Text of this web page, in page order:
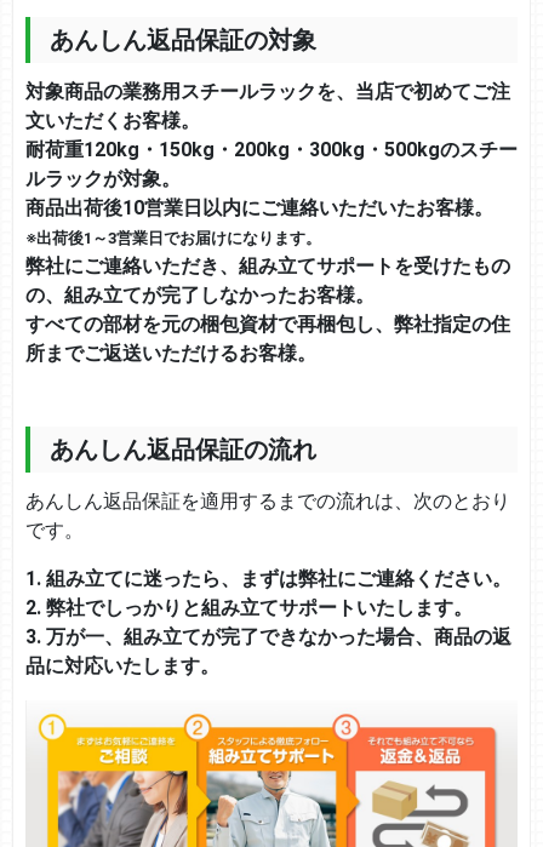
あんしん返品保証の対象
対象商品の業務用スチールラックを、当店で初めてご注
文いただくお客様。
耐荷重120kg・150kg・200kg・300kg・500kgのスチー
ルラックが対象。
商品出荷後10営業日以内にご連絡いただいたお客様。
※出荷後1～3営業日でお届けになります。
弊社にご連絡いただき、組み立てサポートを受けたもの
の、組み立てが完了しなかったお客様。
すべての部材を元の梱包資材で再梱包し、弊社指定の住
所までご返送いただけるお客様。
あんしん返品保証の流れ
あんしん返品保証を適用するまでの流れは、次のとおり
です。
1. 組み立てに迷ったら、まずは弊社にご連絡ください。
2. 弊社でしっかりと組み立てサポートいたします。
3. 万が一、組み立てが完了できなかった場合、商品の返
品に対応いたします。